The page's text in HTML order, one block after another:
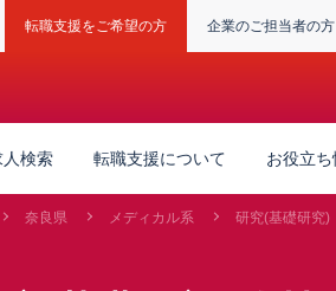
転職支援をご希望の方 企業のご担当者の方
検索 転職支援について お役立ち
奈良県 メディカル系 研究(基礎研究)